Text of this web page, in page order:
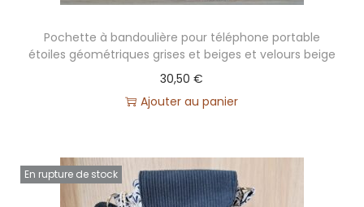
Pochette à bandoulière pour téléphone portable
étoiles géométriques grises et beiges et velours beige
30,50€
Ajouter au panier
En rupture de stock